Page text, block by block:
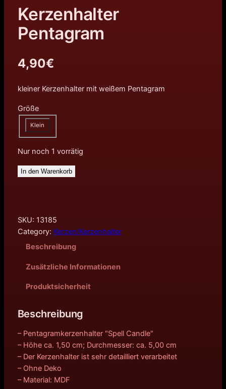
Kerzenhalter
Pentagram
4,90€
kleiner Kerzenhalter mit weißem Pentagram
Größe
Klein
Nur noch 1 vorrätig
In den Warenkorb
SKU: 13185
Category: Kerzen/Kerzenhalter
Beschreibung
Zusätzliche Informationen
Produktsicherheit
Beschreibung
– Pentagramkerzenhalter "Spell Candle"
– Höhe ca. 1,50 cm; Durchmesser: ca. 5,00 cm
– Der Kerzenhalter ist sehr detailliert verarbeitet
– Ohne Deko
– Material: MDF